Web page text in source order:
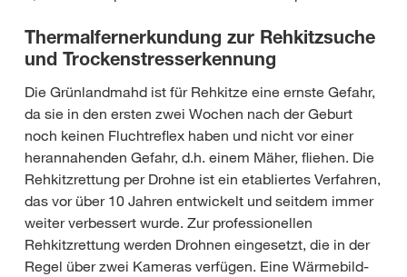
Thermalfernerkundung zur Rehkitzsuche
und Trockenstresserkennung
Die Grünlandmahd ist für Rehkitze eine ernste Gefahr,
da sie in den ersten zwei Wochen nach der Geburt
noch keinen Fluchtreflex haben und nicht vor einer
herannahenden Gefahr, d.h. einem Mäher, fliehen. Die
Rehkitzrettung per Drohne ist ein etabliertes Verfahren,
das vor über 10 Jahren entwickelt und seitdem immer
weiter verbessert wurde. Zur professionellen
Rehkitzrettung werden Drohnen eingesetzt, die in der
Regel über zwei Kameras verfügen. Eine Wärmebild-